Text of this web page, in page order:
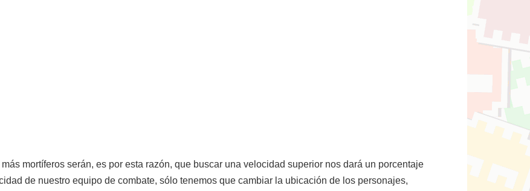
mortíferos serán, es por esta razón, que buscar una velocidad superior nos dará un porcentaje
de nuestro equipo de combate, sólo tenemos que cambiar la ubicación de los personajes,